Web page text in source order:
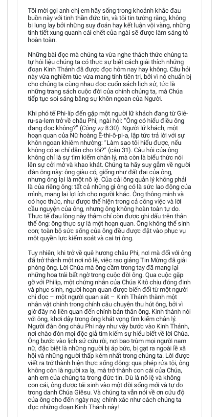
Tôi mời gọi anh chị em hãy sống trong khoảnh khắc đau
buồn này với tinh thần đức tin, và tôi tin tưởng rằng, không
bị lung lay bởi những suy đoán hay kết luận vội vàng, những
tình tiết xung quanh cái chết của ngài sẽ được làm sáng tỏ
hoàn toàn.
Những bài đọc mà chúng ta vừa nghe thách thức chúng ta
tự hỏi liệu chúng ta có thực sự biết cách giải thích những
đoạn Kinh Thánh đã được đọc hôm nay hay không. Câu hỏi
này vừa nghiêm túc vừa mang tính tiên tri, bởi vì nó chuẩn bị
cho chúng ta cùng nhau đọc cuốn sách lịch sử, tức là
những trang sách cuộc đời của chính chúng ta, mà Chúa
tiếp tục soi sáng bằng sự khôn ngoan của Người.
Khi phó tế Phi-líp đến gặp một người lữ khách đang từ Giê-
ru-sa-lem trở về châu Phi, ngài hỏi: “Ông có hiểu điều ông
đang đọc không?” (Công vụ 8:30). Người lữ khách, một
hoạn quan của Nữ hoàng Ê-thi-ô-pi-a, lập tức trả lời với sự
khôn ngoan khiêm nhường: “Làm sao tôi hiểu được, nếu
không có ai chỉ dẫn cho tôi?” (câu 31). Câu hỏi của ông
không chỉ là sự tìm kiếm chân lý, mà còn là biểu thức nói
lên sự cởi mở và khao khát. Chúng ta hãy suy gẫm về người
đàn ông này: ông giàu có, giống như đất đai của ông,
nhưng ông lại là một nô lệ. Của cải ông quản lý không phải
là của riêng ông: tất cả những gì ông có là sức lao động của
mình, mang lại lợi ích cho người khác. Ông thông minh và
có học thức, như được thể hiện trong cả công việc và lời
cầu nguyện của ông, nhưng ông không hoàn toàn tự do.
Thực tế đau lòng này thậm chí còn được ghi dấu trên thân
thể ông: ông thực sự là một hoạn quan. Ông không thể sinh
con; toàn bộ sức sống của ông đều được đặt vào phục vụ
một quyền lực kiểm soát và cai trị ông.
Tuy nhiên, khi trở về quê hương châu Phi, nơi mà đối với ông
đã trở thành một nơi nô lệ, việc rao giảng Tin Mừng đã giải
phóng ông. Lời Chúa mà ông cầm trong tay đã mang lại
những hoa trái bất ngờ trong cuộc đời ông. Qua cuộc gặp
gỡ với Philip, một chứng nhân của Chúa Kitô chịu đóng đinh
và phục sinh, người hoạn quan được biến đổi từ một người
chỉ đọc – một người quan sát – Kinh Thánh thành một
nhân vật chính trong chính câu chuyện thu hút ông, bởi vì
giờ đây nó liên quan đến chính bản thân ông. Kinh thánh nói
với ông, khơi dậy trong ông khát vọng tìm kiếm chân lý.
Người đàn ông châu Phi này như vậy bước vào Kinh Thánh,
nơi chào đón mọi độc giả tìm kiếm sự hiểu biết về lời Chúa.
Ông bước vào lịch sử cứu rỗi, nơi bao trùm mọi người nam
nữ, đặc biệt là những người bị áp bức, bị gạt ra ngoài lề xã
hội và những người thấp kém nhất trong chúng ta. Lời được
viết ra trở thành hiện thực sống động: qua phép rửa tội, ông
không còn là người xa lạ, mà trở thành con cái của Chúa,
anh em của chúng ta trong đức tin. Dù là nô lệ và không
con cái, ông được tái sinh vào một đời sống mới và tự do
trong danh Chúa Giêsu. Và chúng ta vẫn nói về ơn cứu độ
của ông cho đến ngày nay, chính xác như cách chúng ta
đọc những đoạn Kinh Thánh này!